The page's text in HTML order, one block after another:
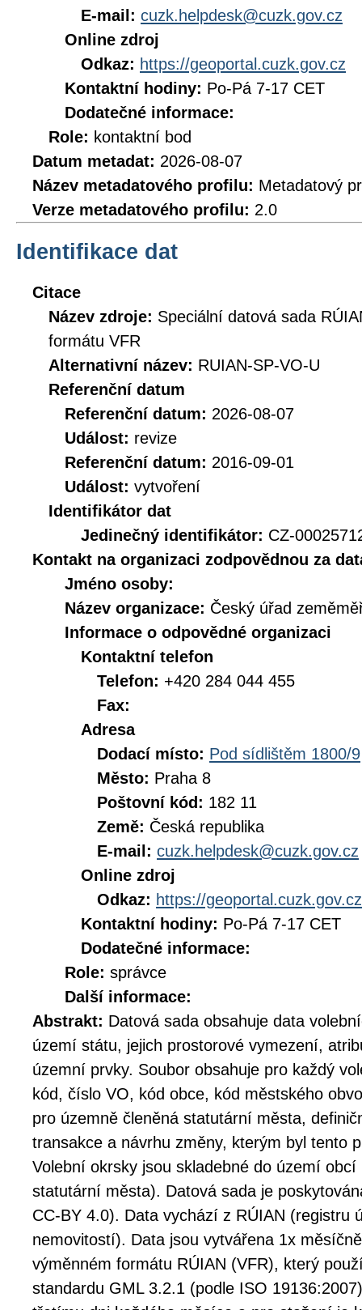
E-mail: cuzk.helpdesk@cuzk.gov.cz
Online zdroj
Odkaz: https://geoportal.cuzk.gov.cz
Kontaktní hodiny: Po-Pá 7-17 CET
Dodatečné informace:
Role: kontaktní bod
Datum metadat: 2026-08-07
Název metadatového profilu: Metadatový
Verze metadatového profilu: 2.0
Identifikace dat
Citace
Název zdroje: Speciální datová sada
formátu VFR
Alternativní název: RUIAN-SP-VO-U
Referenční datum
Referenční datum: 2026-08-07
Událost: revize
Referenční datum: 2016-09-01
Událost: vytvoření
Identifikátor dat
Jedinečný identifikátor: CZ-
Kontakt na organizaci zodpovědnou za
Jméno osoby:
Název organizace: Český úřad
Informace o odpovědné organizaci
Kontaktní telefon
Telefon: +420 284 044 455
Fax:
Adresa
Dodací místo: Pod sídlištěm 1800/9
Město: Praha 8
Poštovní kód: 182 11
Země: Česká republika
E-mail: cuzk.helpdesk@cuzk.gov.cz
Online zdroj
Odkaz: https://geoportal.cuzk.gov.cz
Kontaktní hodiny: Po-Pá 7-17 CET
Dodatečné informace:
Role: správce
Další informace:
Abstrakt: Datová sada obsahuje data
území státu, jejich prostorové vymezení,
územní prvky. Soubor obsahuje pro každý
kód, číslo VO, kód obce, kód městského
pro územně členěná statutární města,
transakce a návrhu změny, kterým byl tento
Volební okrsky jsou skladebné do území
statutární města). Datová sada je
CC-BY 4.0). Data vychází z RÚIAN (registru
nemovitostí). Data jsou vytvářena 1x
výměnném formátu RÚIAN (VFR), který
standardu GML 3.2.1 (podle ISO